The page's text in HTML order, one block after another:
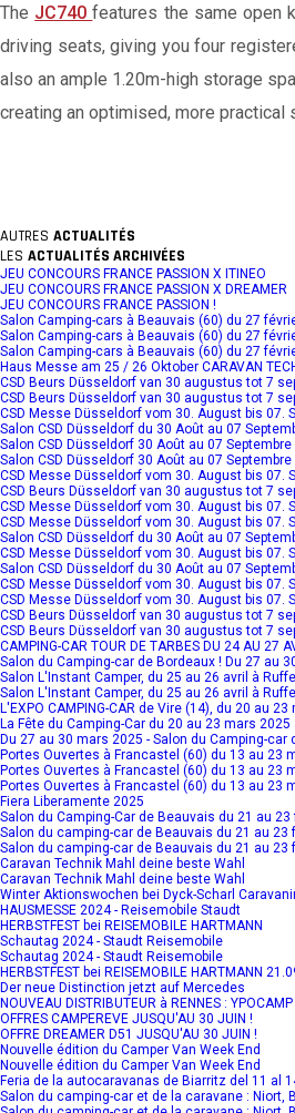
The JC740features the same open
driving seats, giving you four
also an ample 1.20m-high storage
creating an optimised, more practical
AUTRES ACTUALITÉS
LES ACTUALITÉS ARCHIVÉES
JEU CONCOURS FRANCE PASSION X ITINEO
JEU CONCOURS FRANCE PASSION X DREAMER
JEU CONCOURS FRANCE PASSION !
Salon Camping-cars à Beauvais (60) du 27
Salon Camping-cars à Beauvais (60) du 27
Salon Camping-cars à Beauvais (60) du 27
Haus Messe am 25 / 26 Oktober CARAVAN
CSD Beurs Düsseldorf van 30 augustus tot 7
CSD Beurs Düsseldorf van 30 augustus tot 7
CSD Messe Düsseldorf vom 30. August bis 07.
Salon CSD Düsseldorf du 30 Août au 07
Salon CSD Düsseldorf 30 Août au 07 Septembre
Salon CSD Düsseldorf 30 Août au 07 Septembre
CSD Messe Düsseldorf vom 30. August bis 07.
CSD Beurs Düsseldorf van 30 augustus tot 7
CSD Messe Düsseldorf vom 30. August bis 07.
CSD Messe Düsseldorf vom 30. August bis 07.
Salon CSD Düsseldorf du 30 Août au 07
CSD Messe Düsseldorf vom 30. August bis 07.
Salon CSD Düsseldorf du 30 Août au 07
CSD Messe Düsseldorf vom 30. August bis 07.
CSD Messe Düsseldorf vom 30. August bis 07.
CSD Beurs Düsseldorf van 30 augustus tot 7
CSD Beurs Düsseldorf van 30 augustus tot 7
CAMPING-CAR TOUR DE TARBES DU 24 AU 27
Salon du Camping-car de Bordeaux ! Du 27 au
Salon L'Instant Camper, du 25 au 26 avril à
Salon L'Instant Camper, du 25 au 26 avril à
L'EXPO CAMPING-CAR de Vire (14), du 20 au 23
La Fête du Camping-Car du 20 au 23 mars
Du 27 au 30 mars 2025 - Salon du Camping-car
Portes Ouvertes à Francastel (60) du 13 au 23
Portes Ouvertes à Francastel (60) du 13 au 23
Portes Ouvertes à Francastel (60) du 13 au 23
Fiera Liberamente 2025
Salon du Camping-Car de Beauvais du 21 au 23
Salon du camping-car de Beauvais du 21 au 23
Salon du camping-car de Beauvais du 21 au 23
Caravan Technik Mahl deine beste Wahl
Caravan Technik Mahl deine beste Wahl
Winter Aktionswochen bei Dyck-Scharl
HAUSMESSE 2024 - Reisemobile Staudt
HERBSTFEST bei REISEMOBILE HARTMANN
Schautag 2024 - Staudt Reisemobile
Schautag 2024 - Staudt Reisemobile
HERBSTFEST bei REISEMOBILE HARTMANN
Der neue Distinction jetzt auf Mercedes
NOUVEAU DISTRIBUTEUR à RENNES :
OFFRES CAMPEREVE JUSQU'AU 30 JUIN !
OFFRE DREAMER D51 JUSQU'AU 30 JUIN !
Nouvelle édition du Camper Van Week End
Nouvelle édition du Camper Van Week End
Feria de la autocaravanas de Biarritz del 11 al
Salon du camping-car et de la caravane : Niort,